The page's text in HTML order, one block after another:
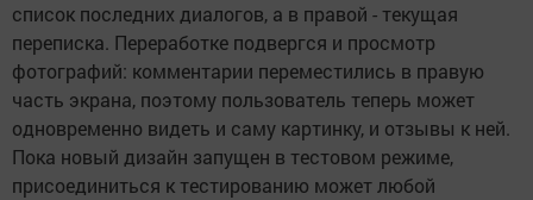
список последних диалогов, а в правой - текущая
переписка. Переработке подвергся и просмотр
фотографий: комментарии переместились в правую
часть экрана, поэтому пользователь теперь может
одновременно видеть и саму картинку, и отзывы к ней.
Пока новый дизайн запущен в тестовом режиме,
присоединиться к тестированию может любой